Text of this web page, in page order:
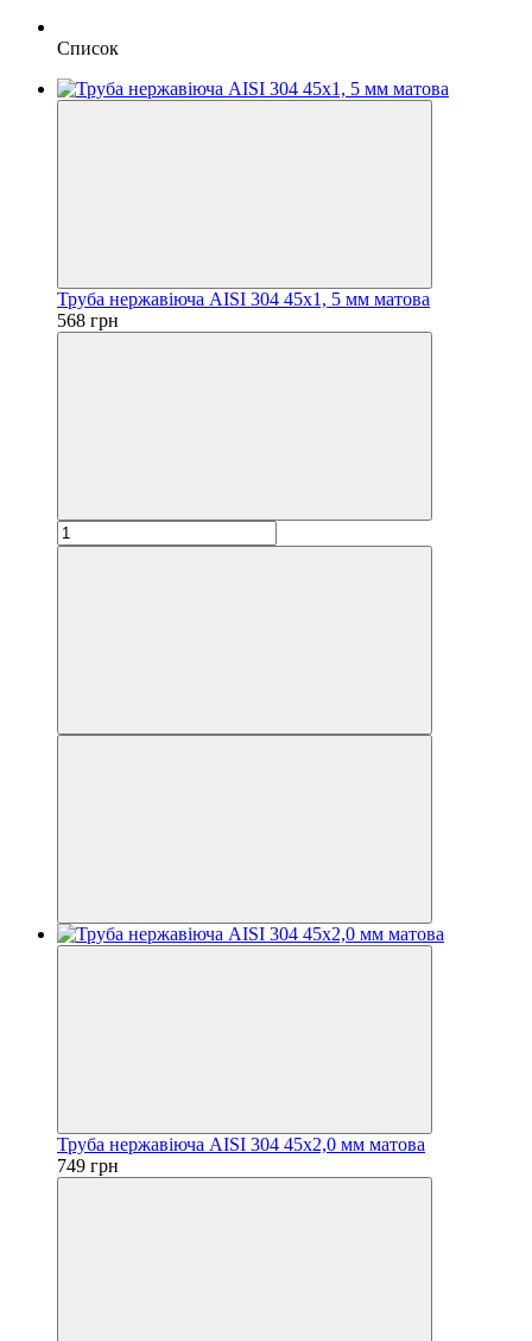
Список
Труба нержавіюча AISI 304 45х1, 5 мм матова
568 грн
Труба нержавіюча AISI 304 45х2,0 мм матова
749 грн